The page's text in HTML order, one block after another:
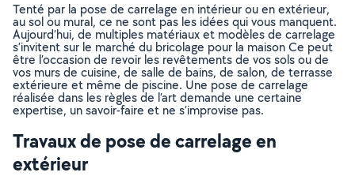
Tenté par la pose de carrelage en intérieur ou en extérieur,
au sol ou mural, ce ne sont pas les idées qui vous manquent.
Aujourd’hui, de multiples matériaux et modèles de carrelage
s’invitent sur le marché du bricolage pour la maison Ce peut
être l’occasion de revoir les revêtements de vos sols ou de
vos murs de cuisine, de salle de bains, de salon, de terrasse
extérieure et même de piscine. Une pose de carrelage
réalisée dans les règles de l’art demande une certaine
expertise, un savoir-faire et ne s’improvise pas.
Travaux de pose de carrelage en
extérieur